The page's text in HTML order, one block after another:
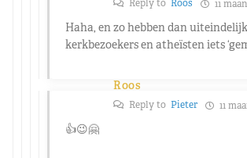
Reply to Roos 11
Haha, en zo hebben dan
kerkbezoekers en atheïsten iets
Roos
Reply to Pieter 11
👍😉🤗